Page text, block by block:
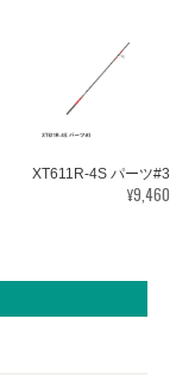
XT611R-4S パーツ#3
¥9,460